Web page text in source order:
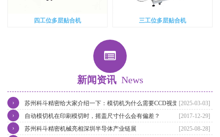
四工位多层贴合机 三工位多层贴合机
新闻资讯 News
[2025-03-03]
苏州科斗精密给大家介绍一下：模切机为什么需要CCD视觉对位呢？
›
[2017-12-29]
自动模切机在印刷模切时，摇盖尺寸什么会有偏差？
›
[2025-08-28]
苏州科斗精密机械亮相深圳半导体产业链展
›